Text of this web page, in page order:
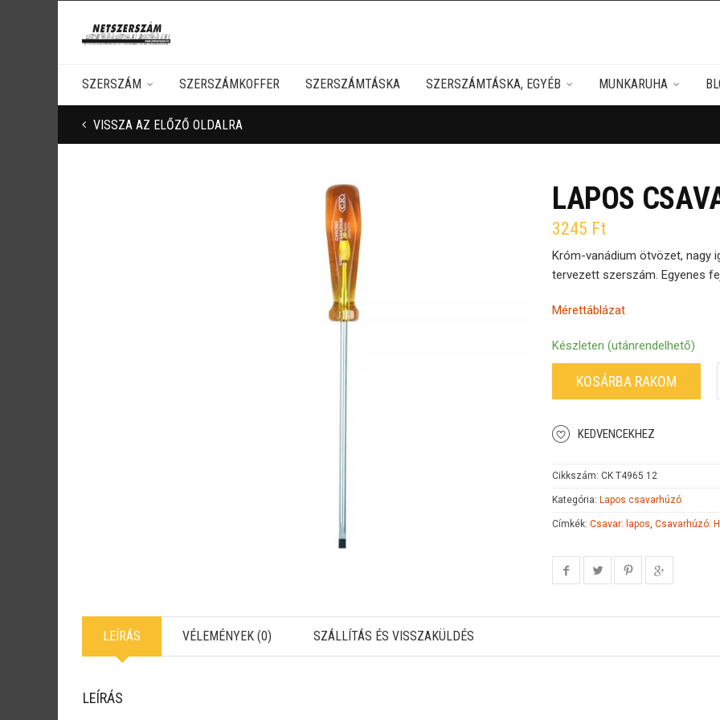
SZERSZÁM SZERSZÁMKOFFER SZERSZÁMTÁSKA SZERSZÁMTÁSKA, EGYÉB MUNKARUHA
VISSZA AZ ELŐZŐ OLDALRA
LAPOS
3245 Ft
Króm-vanádium ötvözet, nagy
tervezett szerszám. Egyenes
Mérettáblázat
Készleten (utánrendelhető)
KOSÁRBA RAKOM
KEDVENCEKHEZ
Cikkszám: CK T4965 12
Kategória: Lapos csavarhúzó
Címkék: Csavar: lapos, Csavarhúzó:
LEÍRÁS VÉLEMÉNYEK (0) SZÁLLÍTÁS ÉS VISSZAKÜLDÉS
LEÍRÁS